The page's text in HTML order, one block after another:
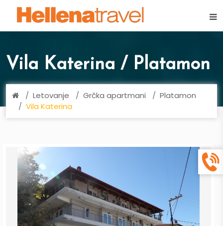
Vila Katerina / Platamon
Letovanje Grčka apartmani
Platamon
Vila Katerina
×